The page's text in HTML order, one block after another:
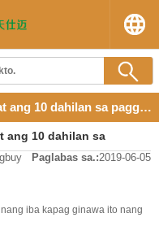
Ang pinaka-karaniwang problema at ang 10 dahilan sa paggawa ng tinapay
ang 10 dahilan sa
Paglabas sa.:2019-06-05
iba kapag ginawa ito nang